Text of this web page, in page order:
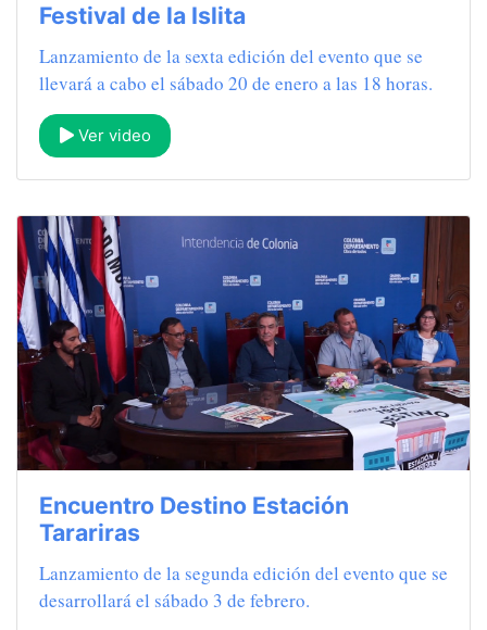
Festival de la Islita
Lanzamiento de la sexta edición del evento que se
llevará a cabo el sábado 20 de enero a las 18 horas.
Ver video
Encuentro Destino Estación
Tarariras
Lanzamiento de la segunda edición del evento que se
desarrollará el sábado 3 de febrero.